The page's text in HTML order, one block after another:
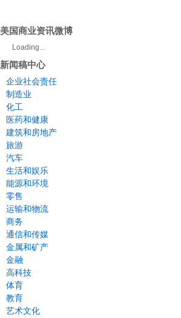
美国商业资讯微博
Loading...
新闻稿中心
企业社会责任
制造业
化工
医药和健康
建筑和房地产
旅游
汽车
生活和娱乐
能源和环境
零售
运输和物流
商务
通信和传媒
金属和矿产
金融
高科技
体育
教育
艺术文化